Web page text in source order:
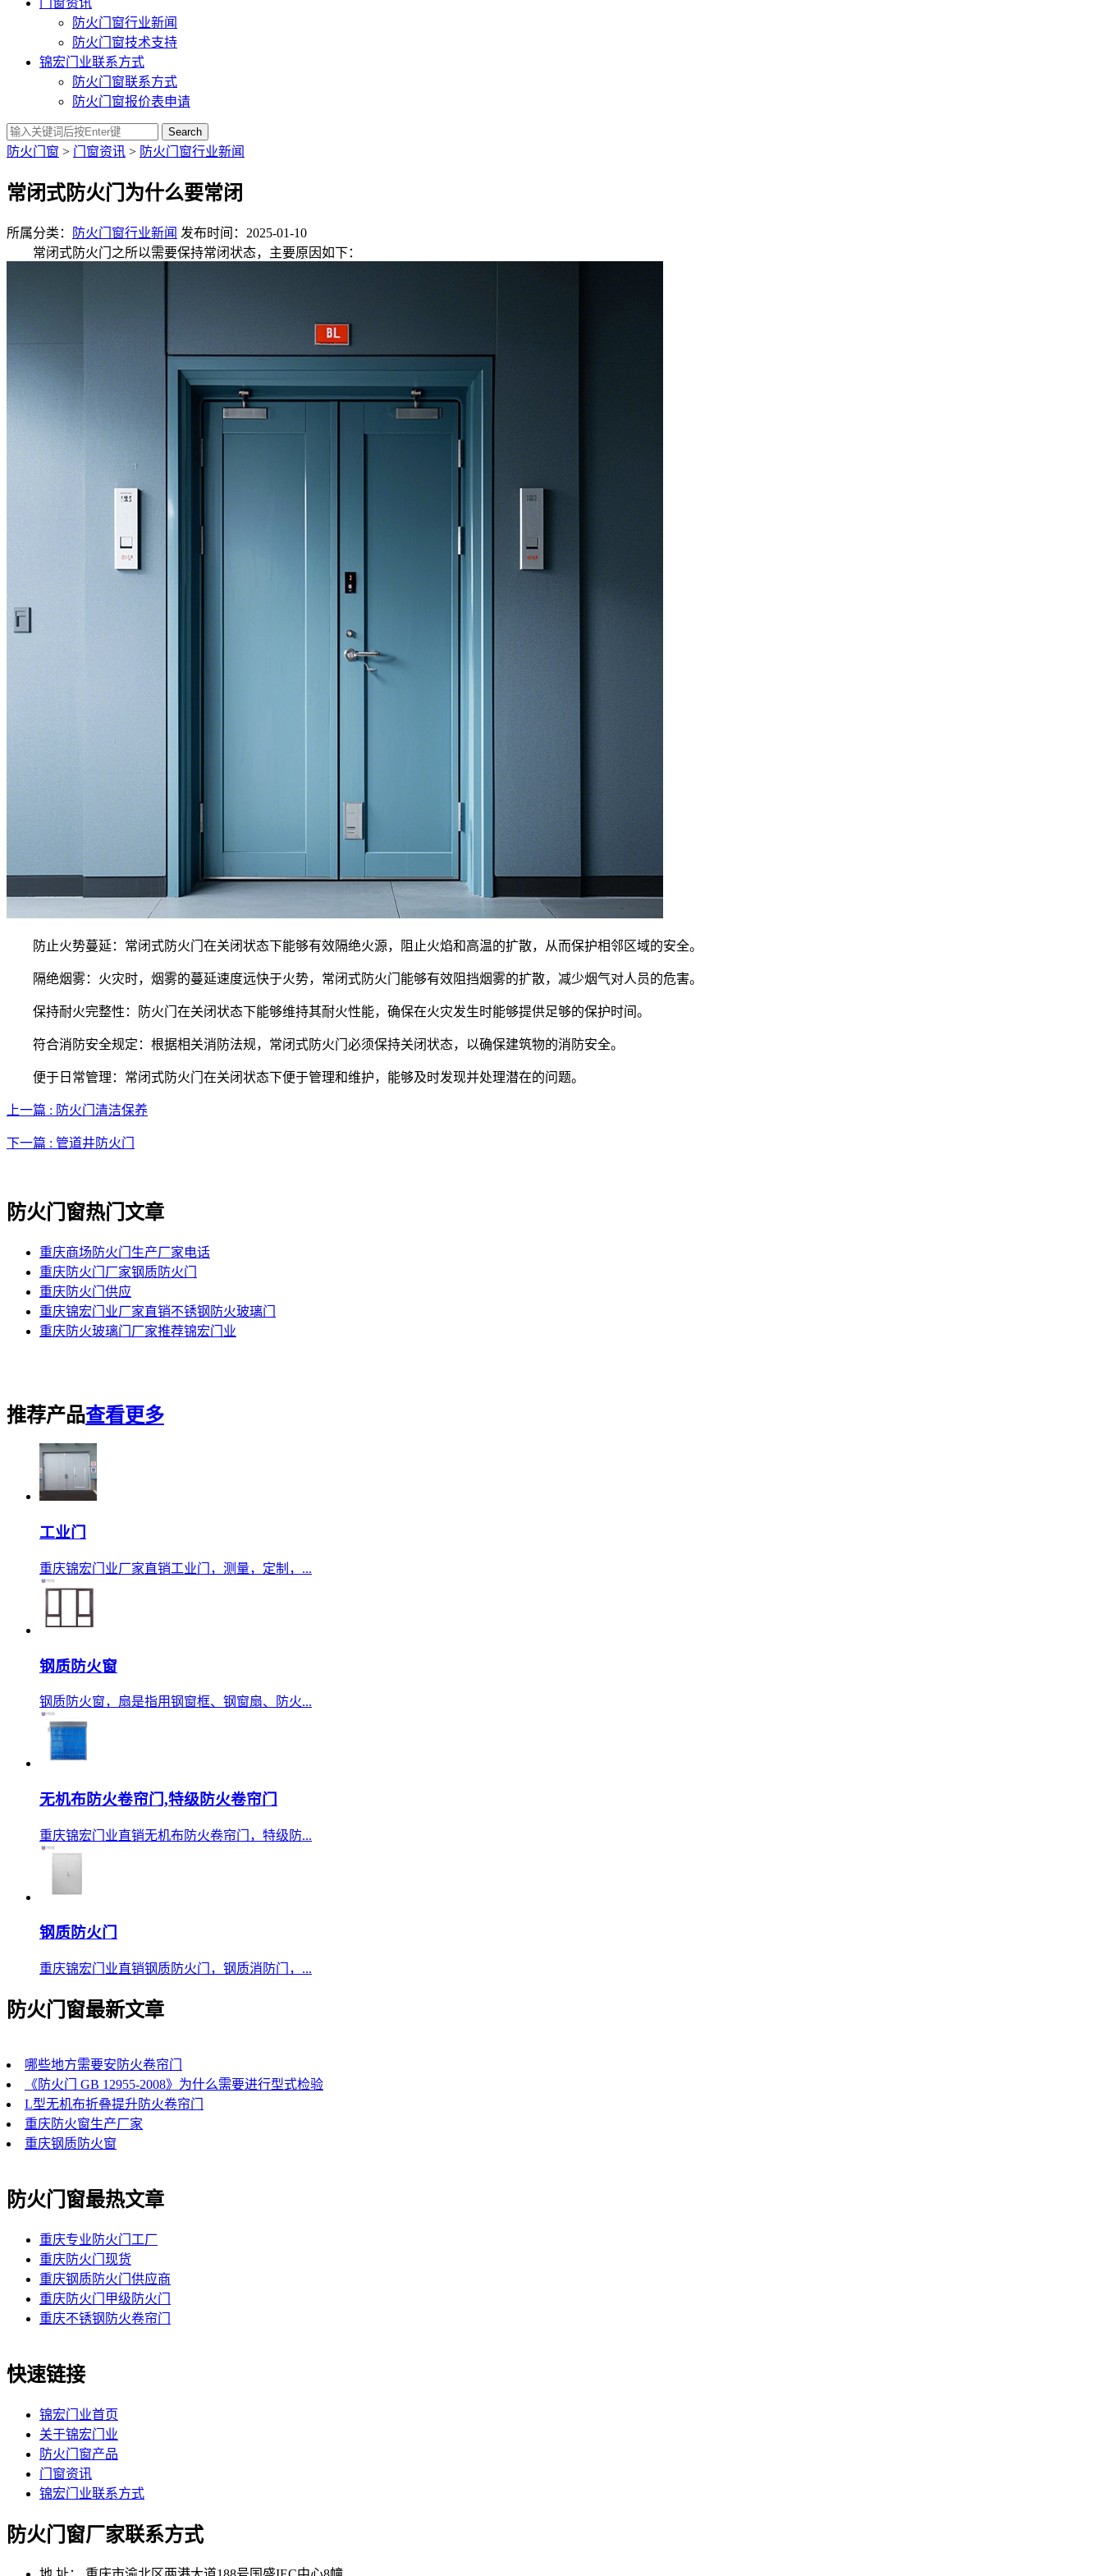
门窗资讯
防火门窗行业新闻
防火门窗技术支持
锦宏门业联系方式
防火门窗联系方式
防火门窗报价表申请
Search
防火门窗 > 门窗资讯 > 防火门窗行业新闻
常闭式防火门为什么要常闭
所属分类： 防火门窗行业新闻 发布时间：2025-01-10
常闭式防火门之所以需要保持常闭状态，主要原因如下：
防止火势蔓延：常闭式防火门在关闭状态下能够有效隔绝火源，阻止火焰和高温的扩散，从而保护相邻区域的安全。
隔绝烟雾：火灾时，烟雾的蔓延速度远快于火势，常闭式防火门能够有效阻挡烟雾的扩散，减少烟气对人员的危害。
保持耐火完整性：防火门在关闭状态下能够维持其耐火性能，确保在火灾发生时能够提供足够的保护时间。
符合消防安全规定：根据相关消防法规，常闭式防火门必须保持关闭状态，以确保建筑物的消防安全。
便于日常管理：常闭式防火门在关闭状态下便于管理和维护，能够及时发现并处理潜在的问题。
上一篇 : 防火门清洁保养
下一篇 : 管道井防火门
防火门窗热门文章
重庆商场防火门生产厂家电话
重庆防火门厂家钢质防火门
重庆防火门供应
重庆锦宏门业厂家直销不锈钢防火玻璃门
重庆防火玻璃门厂家推荐锦宏门业
推荐产品查看更多
工业门
重庆锦宏门业厂家直销工业门，测量，定制，...
钢质防火窗
钢质防火窗，扇是指用钢窗框、钢窗扇、防火...
无机布防火卷帘门,特级防火卷帘门
重庆锦宏门业直销无机布防火卷帘门，特级防...
钢质防火门
重庆锦宏门业直销钢质防火门，钢质消防门，...
防火门窗最新文章
哪些地方需要安防火卷帘门
《防火门 GB 12955-2008》为什么需要进行型式检验
L型无机布折叠提升防火卷帘门
重庆防火窗生产厂家
重庆钢质防火窗
防火门窗最热文章
重庆专业防火门工厂
重庆防火门现货
重庆钢质防火门供应商
重庆防火门甲级防火门
重庆不锈钢防火卷帘门
快速链接
锦宏门业首页
关于锦宏门业
防火门窗产品
门窗资讯
锦宏门业联系方式
防火门窗厂家联系方式